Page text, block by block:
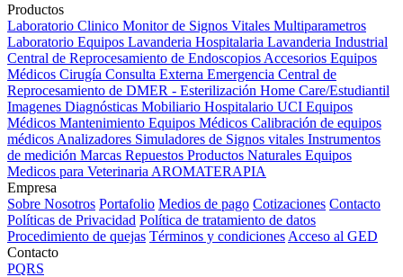
Productos
Laboratorio Clinico Monitor de Signos Vitales Multiparametros
Laboratorio Equipos Lavanderia Hospitalaria Lavanderia Industrial
Central de Reprocesamiento de Endoscopios Accesorios Equipos
Médicos Cirugía Consulta Externa Emergencia Central de
Reprocesamiento de DMER - Esterilización Home Care/Estudiantil
Imagenes Diagnósticas Mobiliario Hospitalario UCI Equipos
Médicos Mantenimiento Equipos Médicos Calibración de equipos
médicos Analizadores Simuladores de Signos vitales Instrumentos
de medición Marcas Repuestos Productos Naturales Equipos
Medicos para Veterinaria AROMATERAPIA
Empresa
Sobre Nosotros Portafolio Medios de pago Cotizaciones Contacto
Políticas de Privacidad Política de tratamiento de datos
Procedimiento de quejas Términos y condiciones Acceso al GED
Contacto
PQRS